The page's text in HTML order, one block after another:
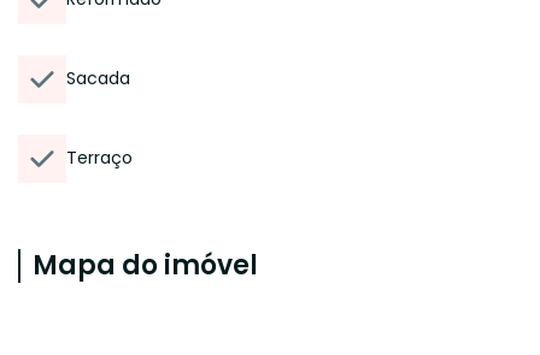
Sacada
Terraço
Mapa do imóvel